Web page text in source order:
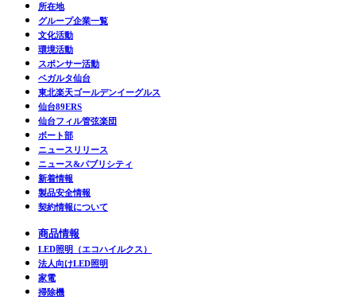
所在地
グループ企業一覧
文化活動
環境活動
スポンサー活動
ベガルタ仙台
東北楽天ゴールデンイーグルス
仙台89ERS
仙台フィル管弦楽団
ボート部
ニュースリリース
ニュース&パブリシティ
新着情報
製品安全情報
契約情報について
商品情報
LED照明（エコハイルクス）
法人向けLED照明
家電
掃除機